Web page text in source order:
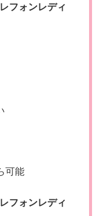
フォンレディ
可能
フォンレディ